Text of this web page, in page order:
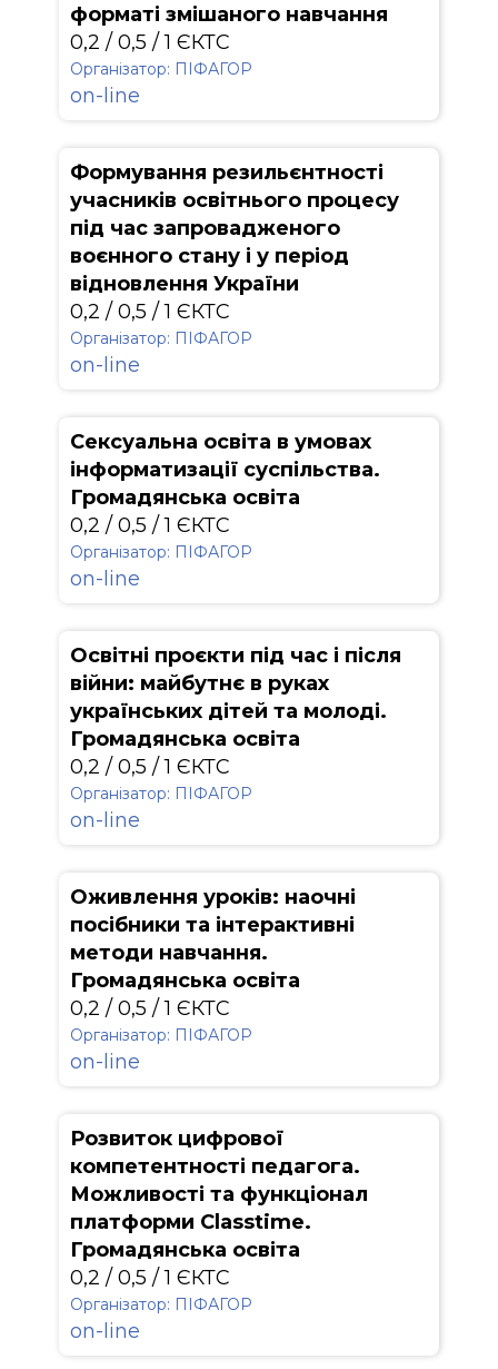
форматі змішаного навчання
0,2 / 0,5 / 1 ЄКТС
Організатор: ПІФАГОР
on-line
Формування резильєнтності
учасників освітнього процесу
під час запровадженого
воєнного стану і у період
відновлення України
0,2 / 0,5 / 1 ЄКТС
Організатор: ПІФАГОР
on-line
Сексуальна освіта в умовах
інформатизації суспільства.
Громадянська освіта
0,2 / 0,5 / 1 ЄКТС
Організатор: ПІФАГОР
on-line
Освітні проєкти під час і після
війни: майбутнє в руках
українських дітей та молоді.
Громадянська освіта
0,2 / 0,5 / 1 ЄКТС
Організатор: ПІФАГОР
on-line
Оживлення уроків: наочні
посібники та інтерактивні
методи навчання.
Громадянська освіта
0,2 / 0,5 / 1 ЄКТС
Організатор: ПІФАГОР
on-line
Розвиток цифрової
компетентності педагога.
Можливості та функціонал
платформи Classtime.
Громадянська освіта
0,2 / 0,5 / 1 ЄКТС
Організатор: ПІФАГОР
on-line